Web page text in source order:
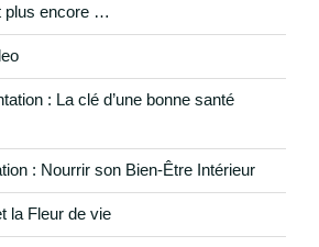
plus encore …
: La clé d’une bonne santé
: Nourrir son Bien-Être Intérieur
la Fleur de vie